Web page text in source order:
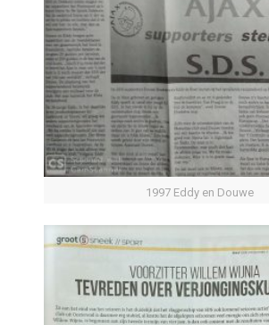
1997 Eddy en Douwe